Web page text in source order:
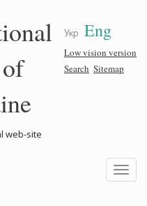
Укр Eng
Low vision version
Search Sitemap
web-site
Toggle